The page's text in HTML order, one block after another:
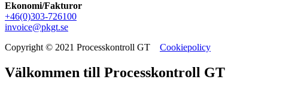
Ekonomi/Fakturor
+46(0)303-726100
invoice@pkgt.se
Copyright © 2021 Processkontroll GT Cookiepolicy
Välkommen till Processkontroll GT